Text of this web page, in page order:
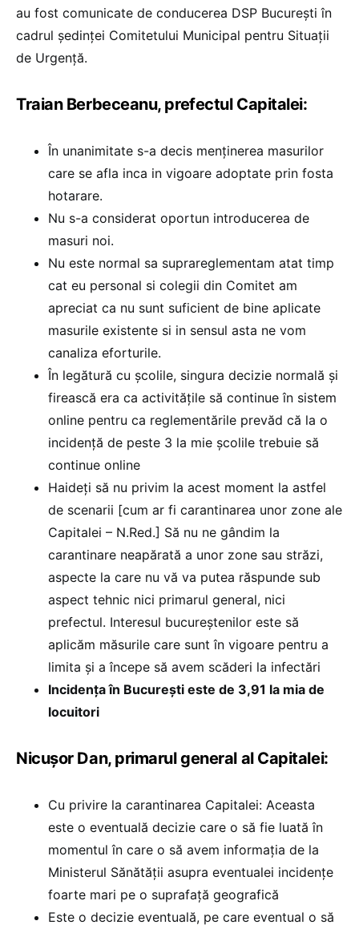
au fost comunicate de conducerea DSP București în
cadrul ședinței Comitetului Municipal pentru Situații
de Urgență.
Traian Berbeceanu, prefectul Capitalei:
În unanimitate s-a decis menținerea masurilor
care se afla inca in vigoare adoptate prin fosta
hotarare.
Nu s-a considerat oportun introducerea de
masuri noi.
Nu este normal sa suprareglementam atat timp
cat eu personal si colegii din Comitet am
apreciat ca nu sunt suficient de bine aplicate
masurile existente si in sensul asta ne vom
canaliza eforturile.
În legătură cu școlile, singura decizie normală și
firească era ca activitățile să continue în sistem
online pentru ca reglementările prevăd că la o
incidență de peste 3 la mie școlile trebuie să
continue online
Haideți să nu privim la acest moment la astfel
de scenarii [cum ar fi carantinarea unor zone ale
Capitalei – N.Red.] Să nu ne gândim la
carantinare neapărată a unor zone sau străzi,
aspecte la care nu vă va putea răspunde sub
aspect tehnic nici primarul general, nici
prefectul. Interesul bucureștenilor este să
aplicăm măsurile care sunt în vigoare pentru a
limita și a începe să avem scăderi la infectări
Incidența în București este de 3,91 la mia de
locuitori
Nicușor Dan, primarul general al Capitalei:
Cu privire la carantinarea Capitalei: Aceasta
este o eventuală decizie care o să fie luată în
momentul în care o să avem informația de la
Ministerul Sănătății asupra eventualei incidențe
foarte mari pe o suprafață geografică
Este o decizie eventuală, pe care eventual o să